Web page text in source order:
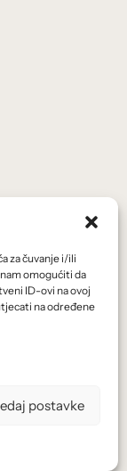
za čuvanje i/ili
omogućiti da
ID-ovi na ovoj
na određene
postavke